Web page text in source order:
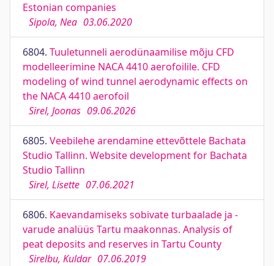
Estonian companies
Sipola, Nea 03.06.2020
6804. Tuuletunneli aerodünaamilise mõju CFD
modelleerimine NACA 4410 aerofoilile. CFD
modeling of wind tunnel aerodynamic effects on
the NACA 4410 aerofoil
Sirel, Joonas 09.06.2026
6805. Veebilehe arendamine ettevõttele Bachata
Studio Tallinn. Website development for Bachata
Studio Tallinn
Sirel, Lisette 07.06.2021
6806. Kaevandamiseks sobivate turbaalade ja -
varude analüüs Tartu maakonnas. Analysis of
peat deposits and reserves in Tartu County
Sirelbu, Kuldar 07.06.2019